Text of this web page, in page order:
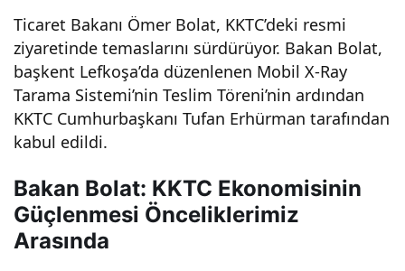
Ticaret Bakanı Ömer Bolat, KKTC’deki resmi
ziyaretinde temaslarını sürdürüyor. Bakan Bolat,
başkent Lefkoşa’da düzenlenen Mobil X-Ray
Tarama Sistemi’nin Teslim Töreni’nin ardından
KKTC Cumhurbaşkanı Tufan Erhürman tarafından
kabul edildi.
Bakan Bolat: KKTC Ekonomisinin
Güçlenmesi Önceliklerimiz
Arasında
üşe
n
Bak
an
Bola